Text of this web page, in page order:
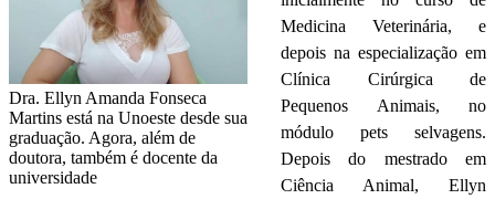
Dra. Ellyn Amanda Fonseca
Martins está na Unoeste desde sua
graduação. Agora, além de
doutora, também é docente da
universidade
Medicina Veterinária, e
depois na especialização em
Clínica Cirúrgica de
Pequenos Animais, no
módulo pets selvagens.
Depois do mestrado em
Ciência Animal, Ellyn